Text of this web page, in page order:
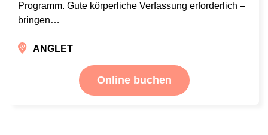
Programm. Gute körperliche Verfassung erforderlich –
bringen…
ANGLET
Online buchen